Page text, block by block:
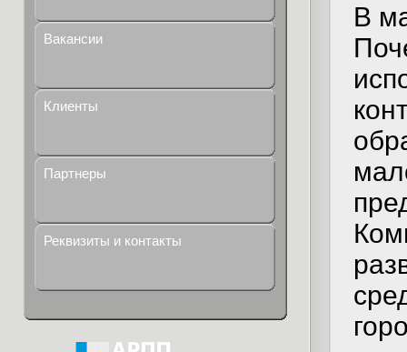
Вакансии
Клиенты
Партнеры
Реквизиты и контакты
В